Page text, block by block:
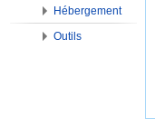
Hébergement
Outils